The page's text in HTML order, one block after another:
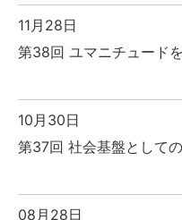
11月28日
第38回 ユマニチュード
10月30日
第37回 社会基盤として
08月28日